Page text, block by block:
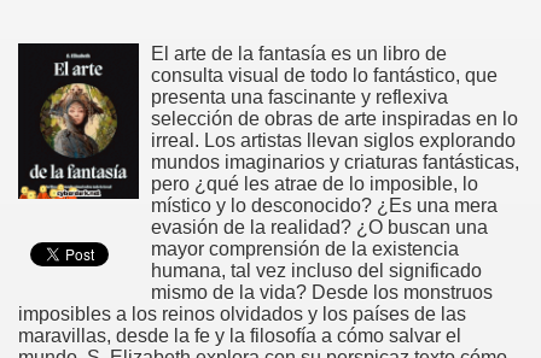
El arte de la fantasía es un libro de
consulta visual de todo lo fantástico, que
presenta una fascinante y reflexiva
selección de obras de arte inspiradas en lo
irreal. Los artistas llevan siglos explorando
mundos imaginarios y criaturas fantásticas,
pero ¿qué les atrae de lo imposible, lo
místico y lo desconocido? ¿Es una mera
evasión de la realidad? ¿O buscan una
mayor comprensión de la existencia
humana, tal vez incluso del significado
mismo de la vida? Desde los monstruos
imposibles a los reinos olvidados y los países de las
maravillas, desde la fe y la filosofía a cómo salvar el